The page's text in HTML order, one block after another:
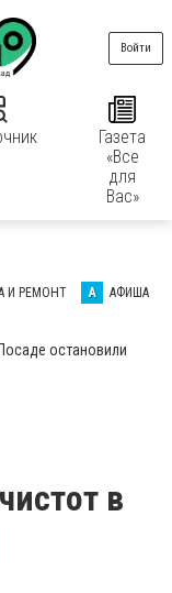
Газета
«Все
для
Вас»
Войти
И РЕМОНТ А АФИША
остановили
в